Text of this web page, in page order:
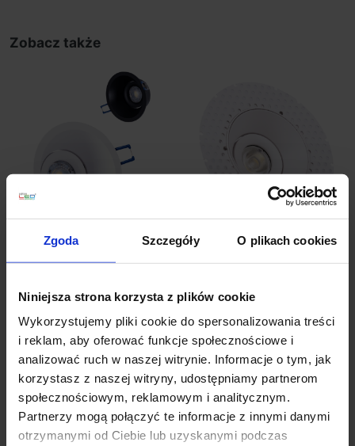
Zgoda Szczegóły O plikach cookies
Niniejsza strona korzysta z plików cookie
Wykorzystujemy pliki cookie do spersonalizowania treści
i reklam, aby oferować funkcje społecznościowe i
analizować ruch w naszej witrynie. Informacje o tym, jak
korzystasz z naszej witryny, udostępniamy partnerom
społecznościowym, reklamowym i analitycznym.
Partnerzy mogą połączyć te informacje z innymi danymi
otrzymanymi od Ciebie lub uzyskanymi podczas
Zobacz także
LOONARI CROSTI PERO
RO RT wychylna
GU10 biała, czarna
55,35 zł
Zobacz szczegóły
LOONARI PERO
295,20 zł
Zobacz szczegóły